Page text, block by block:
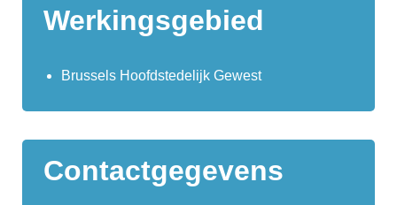
Werkingsgebied
Brussels Hoofdstedelijk Gewest
Contactgegevens